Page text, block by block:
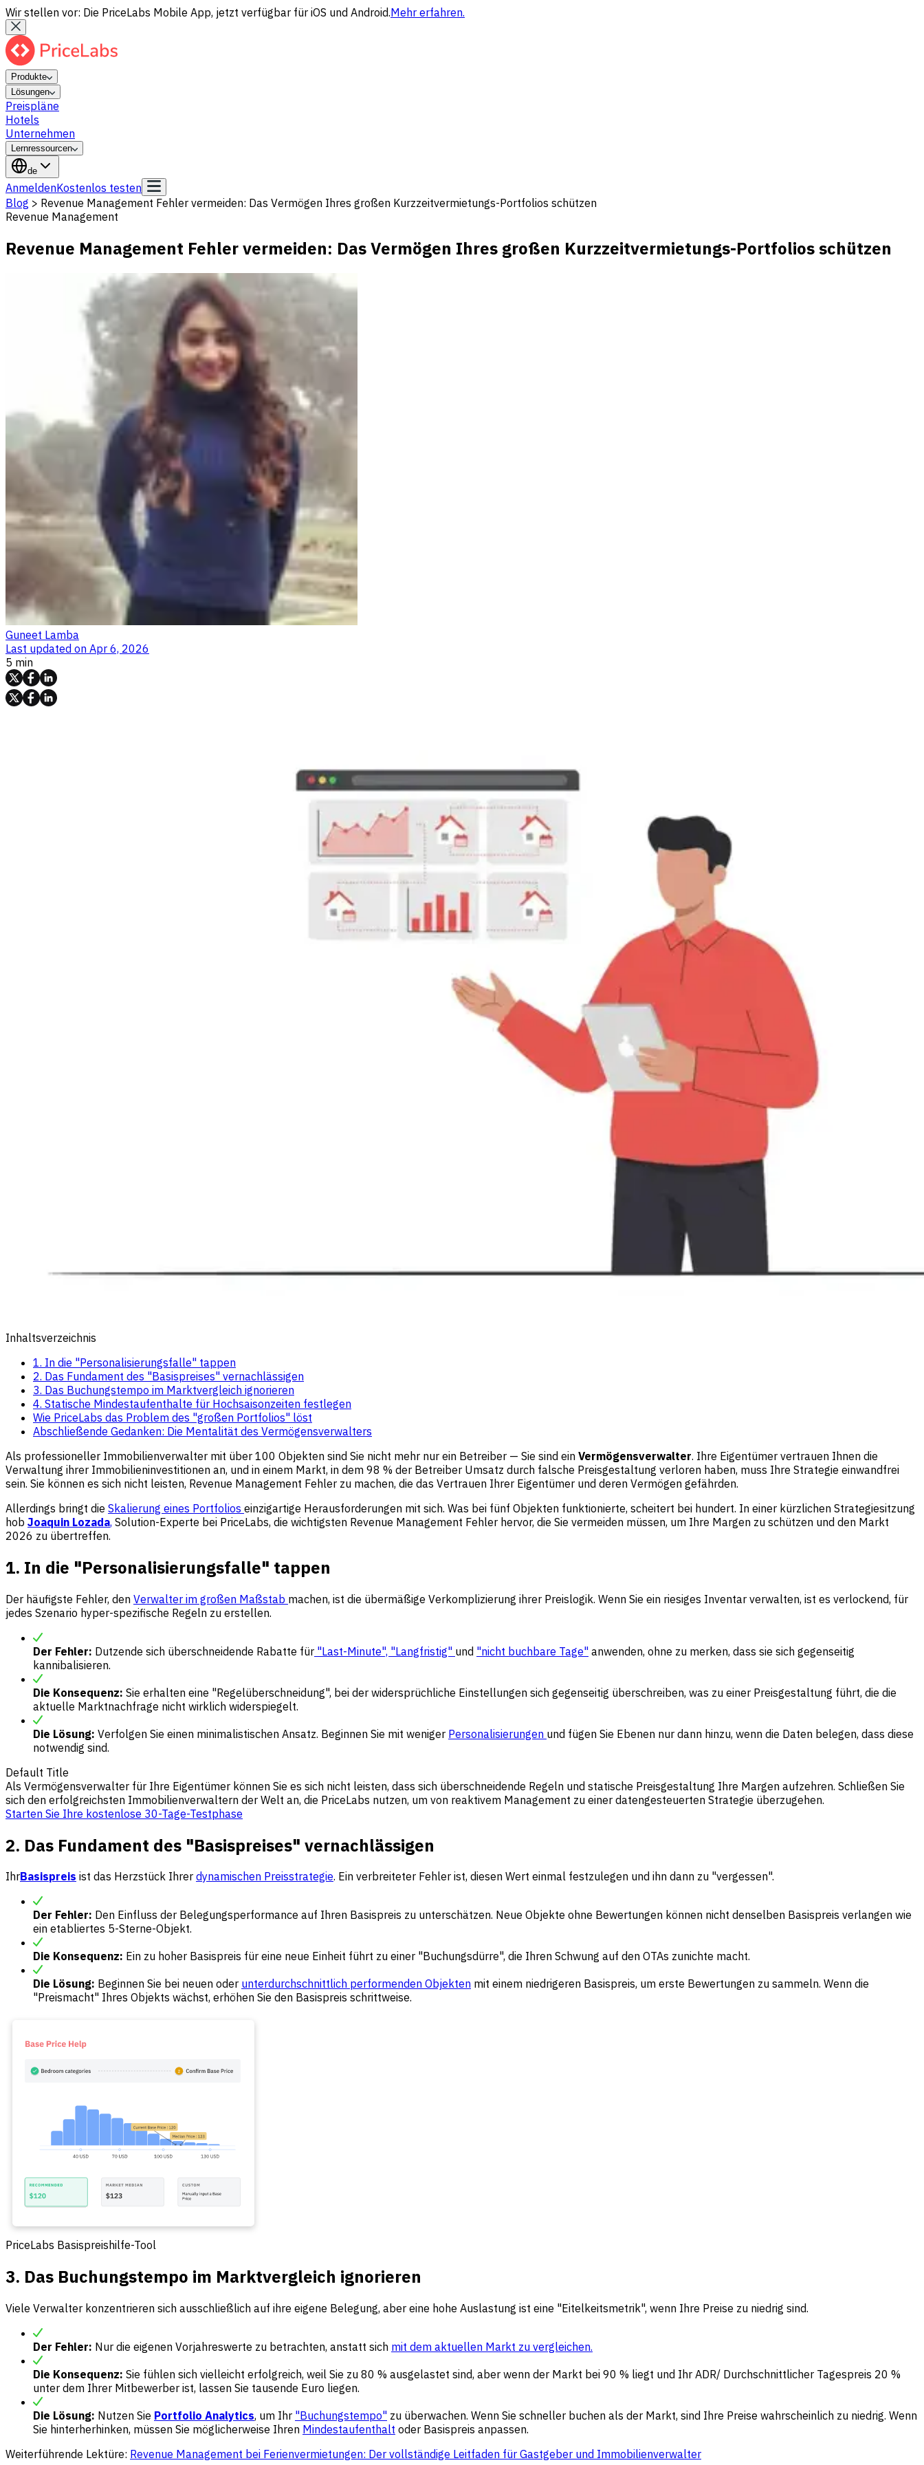
Wir stellen vor: Die PriceLabs Mobile App, jetzt verfügbar für iOS und Android.Mehr erfahren.
Produkte
Lösungen
Preispläne
Hotels
Unternehmen
Lernressourcen
de
AnmeldenKostenlos testen
Blog > Revenue Management Fehler vermeiden: Das Vermögen Ihres großen Kurzzeitvermietungs-Portfolios schützen
Revenue Management
Revenue Management Fehler vermeiden: Das Vermögen Ihres großen Kurzzeitvermietungs-Portfolios schützen
Guneet Lamba
Last updated on Apr 6, 2026
5 min
Inhaltsverzeichnis
1. In die "Personalisierungsfalle" tappen
2. Das Fundament des "Basispreises" vernachlässigen
3. Das Buchungstempo im Marktvergleich ignorieren
4. Statische Mindestaufenthalte für Hochsaisonzeiten festlegen
Wie PriceLabs das Problem des "großen Portfolios" löst
Abschließende Gedanken: Die Mentalität des Vermögensverwalters
Als professioneller Immobilienverwalter mit über 100 Objekten sind Sie nicht mehr nur ein Betreiber — Sie sind ein Vermögensverwalter. Ihre Eigentümer vertrauen Ihnen die
Verwaltung ihrer Immobilieninvestitionen an, und in einem Markt, in dem 98 % der Betreiber Umsatz durch falsche Preisgestaltung verloren haben, muss Ihre Strategie einwandfrei
sein. Sie können es sich nicht leisten, Revenue Management Fehler zu machen, die das Vertrauen Ihrer Eigentümer und deren Vermögen gefährden.
Allerdings bringt die Skalierung eines Portfolios einzigartige Herausforderungen mit sich. Was bei fünf Objekten funktionierte, scheitert bei hundert. In einer kürzlichen Strategiesitzung
hob Joaquin Lozada, Solution-Experte bei PriceLabs, die wichtigsten Revenue Management Fehler hervor, die Sie vermeiden müssen, um Ihre Margen zu schützen und den Markt
2026 zu übertreffen.
1. In die "Personalisierungsfalle" tappen
Der häufigste Fehler, den Verwalter im großen Maßstab machen, ist die übermäßige Verkomplizierung ihrer Preislogik. Wenn Sie ein riesiges Inventar verwalten, ist es verlockend, für
jedes Szenario hyper-spezifische Regeln zu erstellen.
Der Fehler: Dutzende sich überschneidende Rabatte für "Last-Minute", "Langfristig" und "nicht buchbare Tage" anwenden, ohne zu merken, dass sie sich gegenseitig
kannibalisieren.
Die Konsequenz: Sie erhalten eine "Regelüberschneidung", bei der widersprüchliche Einstellungen sich gegenseitig überschreiben, was zu einer Preisgestaltung führt, die die
aktuelle Marktnachfrage nicht wirklich widerspiegelt.
Die Lösung: Verfolgen Sie einen minimalistischen Ansatz. Beginnen Sie mit weniger Personalisierungen und fügen Sie Ebenen nur dann hinzu, wenn die Daten belegen, dass diese
notwendig sind.
Default Title
Als Vermögensverwalter für Ihre Eigentümer können Sie es sich nicht leisten, dass sich überschneidende Regeln und statische Preisgestaltung Ihre Margen aufzehren. Schließen Sie
sich den erfolgreichsten Immobilienverwaltern der Welt an, die PriceLabs nutzen, um von reaktivem Management zu einer datengesteuerten Strategie überzugehen.
Starten Sie Ihre kostenlose 30-Tage-Testphase
2. Das Fundament des "Basispreises" vernachlässigen
IhrBasispreis ist das Herzstück Ihrer dynamischen Preisstrategie. Ein verbreiteter Fehler ist, diesen Wert einmal festzulegen und ihn dann zu "vergessen".
Der Fehler: Den Einfluss der Belegungsperformance auf Ihren Basispreis zu unterschätzen. Neue Objekte ohne Bewertungen können nicht denselben Basispreis verlangen wie
ein etabliertes 5-Sterne-Objekt.
Die Konsequenz: Ein zu hoher Basispreis für eine neue Einheit führt zu einer "Buchungsdürre", die Ihren Schwung auf den OTAs zunichte macht.
Die Lösung: Beginnen Sie bei neuen oder unterdurchschnittlich performenden Objekten mit einem niedrigeren Basispreis, um erste Bewertungen zu sammeln. Wenn die
"Preismacht" Ihres Objekts wächst, erhöhen Sie den Basispreis schrittweise.
PriceLabs Basispreishilfe-Tool
3. Das Buchungstempo im Marktvergleich ignorieren
Viele Verwalter konzentrieren sich ausschließlich auf ihre eigene Belegung, aber eine hohe Auslastung ist eine "Eitelkeitsmetrik", wenn Ihre Preise zu niedrig sind.
Der Fehler: Nur die eigenen Vorjahreswerte zu betrachten, anstatt sich mit dem aktuellen Markt zu vergleichen.
Die Konsequenz: Sie fühlen sich vielleicht erfolgreich, weil Sie zu 80 % ausgelastet sind, aber wenn der Markt bei 90 % liegt und Ihr ADR/ Durchschnittlicher Tagespreis 20 %
unter dem Ihrer Mitbewerber ist, lassen Sie tausende Euro liegen.
Die Lösung: Nutzen Sie Portfolio Analytics, um Ihr "Buchungstempo" zu überwachen. Wenn Sie schneller buchen als der Markt, sind Ihre Preise wahrscheinlich zu niedrig. Wenn
Sie hinterherhinken, müssen Sie möglicherweise Ihren Mindestaufenthalt oder Basispreis anpassen.
Weiterführende Lektüre: Revenue Management bei Ferienvermietungen: Der vollständige Leitfaden für Gastgeber und Immobilienverwalter